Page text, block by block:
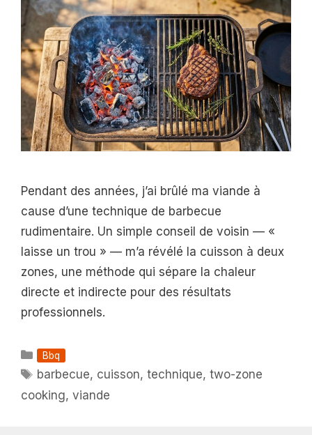
Pendant des années, j’ai brûlé ma viande à
cause d’une technique de barbecue
rudimentaire. Un simple conseil de voisin — «
laisse un trou » — m’a révélé la cuisson à deux
zones, une méthode qui sépare la chaleur
directe et indirecte pour des résultats
professionnels.
Catégories
Bbq
Étiquettes
barbecue, cuisson,technique,two-zone
cooking, viande